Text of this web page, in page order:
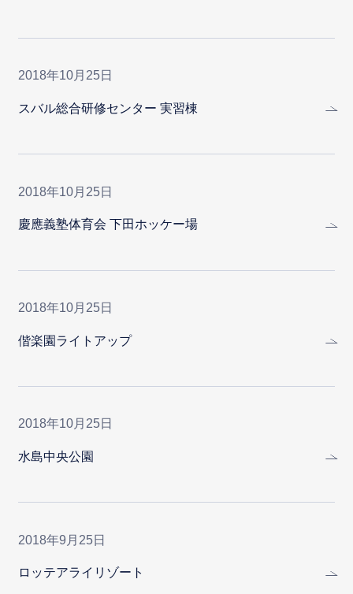
2018年10月25日
スバル総合研修センター 実習棟
2018年10月25日
慶應義塾体育会 下田ホッケー場
2018年10月25日
偕楽園ライトアップ
2018年10月25日
水島中央公園
2018年9月25日
ロッテアライリゾート